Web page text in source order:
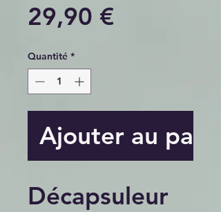
29,90 €Prix
Quantité *
Ajouter au
Décapsuleur